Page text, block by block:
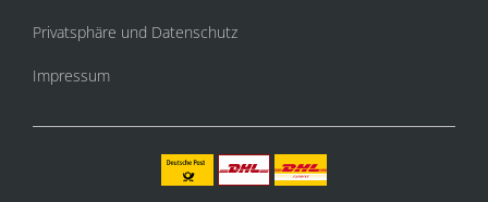
Privatsphäre und Datenschutz
Impressum